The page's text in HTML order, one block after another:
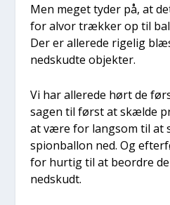
Men meget tyder på, at
for alvor træk­ker op til
Der er alle­re­de rige­lig
nedskud­te objek­ter.
Vi har alle­re­de hørt de
sagen til først at skæl­de
at være for lang­som til at
spionbal­lon ned. Og
for hur­tig til at beor­dre
nedskudt.